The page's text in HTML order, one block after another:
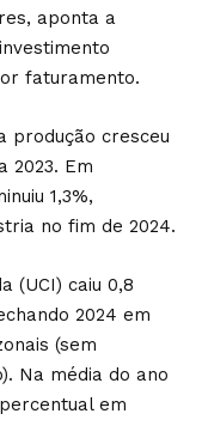
aponta a
faturamento.
produção cresceu
2023. Em
1,3%,
no fim de 2024.
(UCI) caiu 0,8
2024 em
(sem
Na média do ano
em